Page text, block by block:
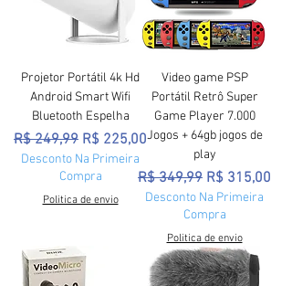
Projetor Portátil 4k Hd
Android Smart Wifi
Bluetooth Espelha
Preço normal
R$ 249,99 Preço promocional
R$ 225,00
Desconto Na Primeira
Compra
Politica de envio
Video game PSP
Portátil Retrô Super
Game Player 7.000
Jogos + 64gb jogos de
play
Preço normal
R$ 349,99 Preço
R$ 315,00
Desconto Na Primeira
Compra
Politica de envio